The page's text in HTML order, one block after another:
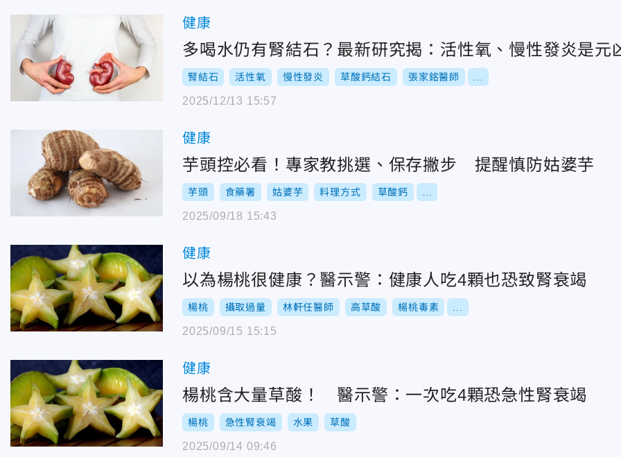
健康
多喝水仍有腎結石？最新研究揭：活性氧、慢性發炎是元
腎結石 活性氧 慢性發炎 草酸鈣結石 張家銘醫師
2025/12/13 15:57
健康
芋頭控必看！專家教挑選、保存撇步 提醒慎防姑婆芋
芋頭 食藥署 姑婆芋 料理方式 草酸鈣
2025/09/18 15:43
健康
以為楊桃很健康？醫示警：健康人吃4顆也恐致腎衰竭
楊桃 攝取過量 林軒任醫師 高草酸 楊桃毒素
2025/09/15 15:15
健康
楊桃含大量草酸！ 醫示警：一次吃4顆恐急性腎衰竭
楊桃 急性腎衰竭 水果 草酸
2025/09/14 09:46